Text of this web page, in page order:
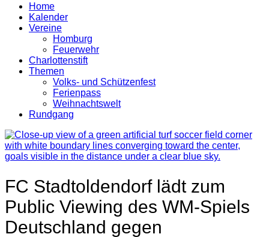
Home
Kalender
Vereine
Homburg
Feuerwehr
Charlottenstift
Themen
Volks- und Schützenfest
Ferienpass
Weihnachtswelt
Rundgang
FC Stadtoldendorf lädt zum
Public Viewing des WM-Spiels
Deutschland gegen